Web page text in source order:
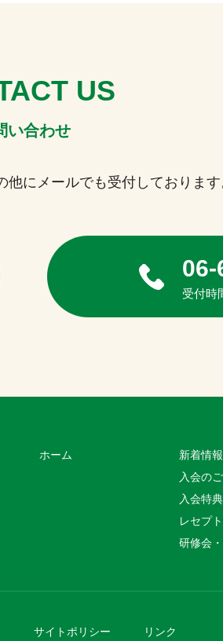
US
い合わせ
他にメールでも受付しております
06-
受付
ホーム
新着情
入会の
入会特典
レセプ
研修会
サイトポリシー リンク